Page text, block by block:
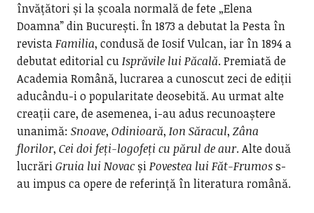
învățători și la școala normală de fete „Elena
Doamna” din București. În 1873 a debutat la Pesta în
revistaFamilia, condusă de Iosif Vulcan, iar în 1894 a
debutat editorial cuIsprăvile lui Păcală. Premiată de
Academia Română, lucrarea a cunoscut zeci de ediții
aducându-i o popularitate deosebită. Au urmat alte
creații care, de asemenea, i-au adus recunoaștere
unanimă: Snoave, Odinioară, Ion Săracul, Zâna
florilor, Cei doi feți-logofeți cu părul de aur. Alte două
lucrăriGruia lui NovacșiPovestea lui Făt-Frumoss-
au impus ca opere de referință în literatura română.